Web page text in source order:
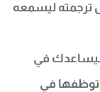
ترجمته ليسمعه
ليساعدك في
توظفها في